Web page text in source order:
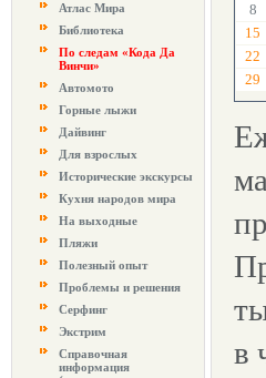
Атлас Мира
Библиотека
По следам «Кода Да
Винчи»
Автомото
Горные лыжи
Дайвинг
Для взрослых
Исторические экскурсы
Кухня народов мира
На выходные
Пляжи
Полезный опыт
Проблемы и решения
Серфинг
Экстрим
Справочная
информация
8
15
22
29
в